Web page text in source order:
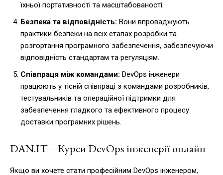
їхньої портативності та масштабованості.
Безпека та відповідність: Вони впроваджують
практики безпеки на всіх етапах розробки та
розгортання програмного забезпечення, забезпечуючи
відповідність стандартам та регуляціям.
Співпраця між командами: DevOps інженери
працюють у тісній співпраці з командами розробників,
тестувальників та операційної підтримки для
забезпечення гладкого та ефективного процесу
доставки програмних рішень.
DAN.IT – Курси DevOps інженерії онлайн
Якщо ви хочете стати професійним DevOps інженером,